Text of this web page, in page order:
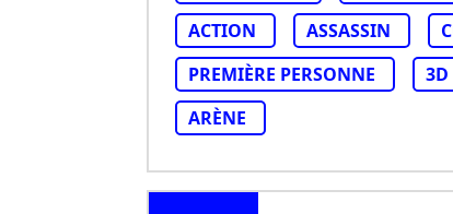
ACTION
ASSASSIN
PREMIÈRE PERSONNE
3D
ARÈNE